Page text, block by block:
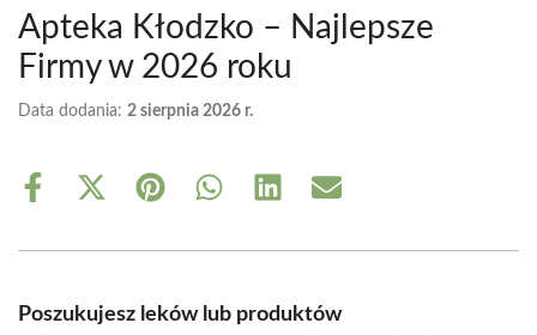
Apteka Kłodzko – Najlepsze
Firmy w 2026 roku
Data dodania: 2 sierpnia 2026 r.
Share
Share
(Twitter)
Share Share Share Share
Poszukujesz leków lub produktów